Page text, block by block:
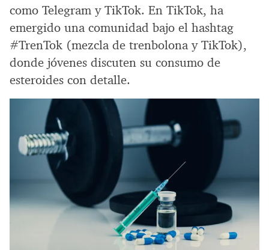
como Telegram y TikTok. En TikTok, ha
emergido una comunidad bajo el hashtag
#TrenTok (mezcla de trenbolona y TikTok),
donde jóvenes discuten su consumo de
esteroides con detalle.